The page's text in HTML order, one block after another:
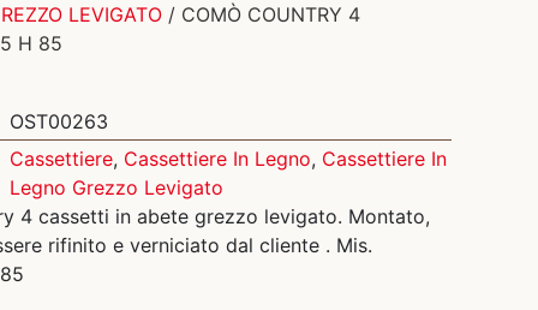
LEVIGATO/ COMÒ COUNTRY 4
H 85
OST00263
Cassettiere, Cassettiere In Legno, Cassettiere In
Legno Grezzo Levigato
4 cassetti in abete grezzo levigato. Montato,
rifinito e verniciato dal cliente . Mis.